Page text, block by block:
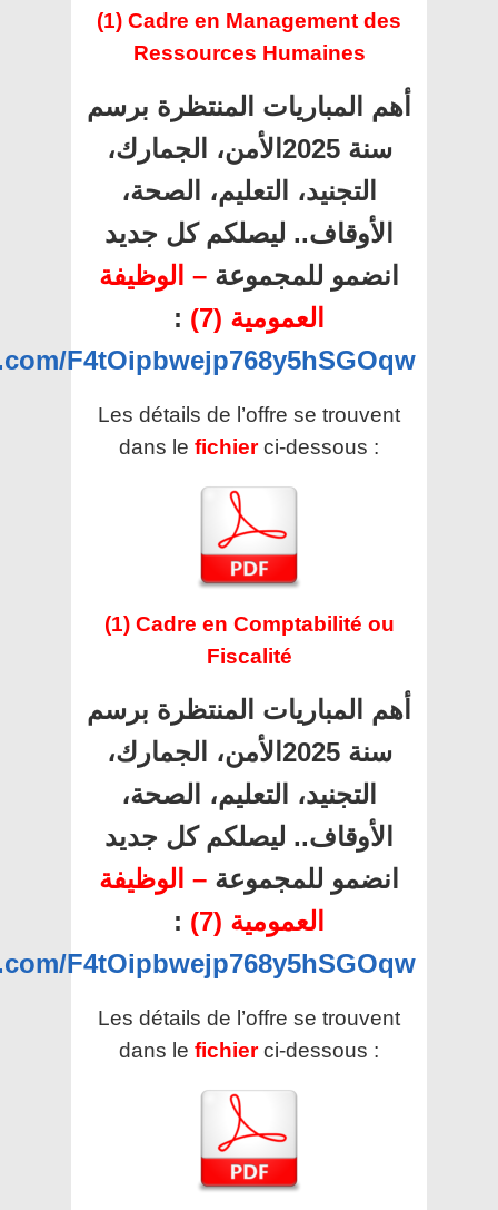
(1) Cadre en Management des
Ressources Humaines
أهم المباريات المنتظرة برسم
سنة 2025الأمن، الجمارك،
التجنيد، التعليم، الصحة،
الأوقاف.. ليصلكم كل جديد
انضمو للمجموعة – الوظيفة
العمومية (7)
:
F4tOipbwejp768y5hSGOqw
Les détails de l’offre se trouvent
dans le fichier ci-dessous :
(1) Cadre en Comptabilité ou
Fiscalité
أهم المباريات المنتظرة برسم
سنة 2025الأمن، الجمارك،
التجنيد، التعليم، الصحة،
الأوقاف.. ليصلكم كل جديد
انضمو للمجموعة – الوظيفة
العمومية (7)
:
F4tOipbwejp768y5hSGOqw
Les détails de l’offre se trouvent
dans le fichier ci-dessous :